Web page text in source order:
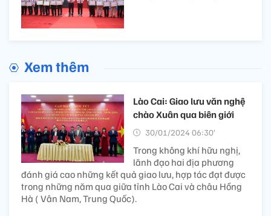
Xem thêm
Lào Cai: Giao lưu văn nghệ
chào Xuân qua biên giới
30/01/2024 06:30’
Trong không khí hữu nghị,
lãnh đạo hai địa phương
đánh giá cao những kết quả giao lưu, hợp tác đạt được
trong những năm qua giữa tỉnh Lào Cai và châu Hồng
Hà ( Vân Nam, Trung Quốc).